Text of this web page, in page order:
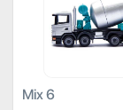
Mix 6